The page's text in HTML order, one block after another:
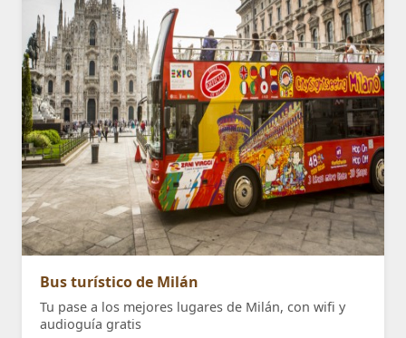
Bus turístico de Milán
Tu pase a los mejores lugares de Milán, con wifi y
audioguía gratis